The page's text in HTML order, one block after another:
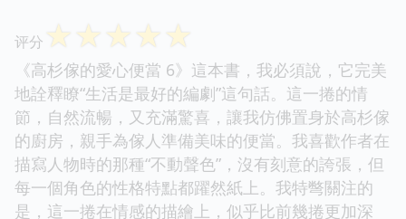
评分 ☆☆☆☆☆
《高杉傢的愛心便當 6》這本書，我必須說，它完美
地詮釋瞭“生活是最好的編劇”這句話。這一捲的情
節，自然流暢，又充滿驚喜，讓我仿佛置身於高杉傢
的廚房，親手為傢人準備美味的便當。我喜歡作者在
描寫人物時的那種“不動聲色”，沒有刻意的誇張，但
每一個角色的性格特點都躍然紙上。我特彆關注的
是，這一捲在情感的描繪上，似乎比前幾捲更加深